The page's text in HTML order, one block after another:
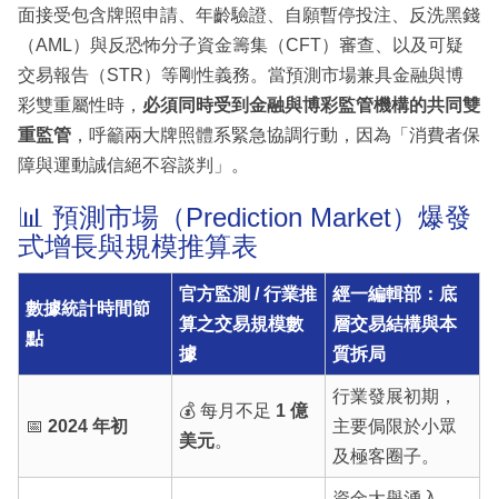
面接受包含牌照申請、年齡驗證、自願暫停投注、反洗黑錢
（AML）與反恐怖分子資金籌集（CFT）審查、以及可疑
交易報告（STR）等剛性義務。當預測市場兼具金融與博
彩雙重屬性時， 必須同時受到金融與博彩監管機構的共同雙
重監管 ，呼籲兩大牌照體系緊急協調行動，因為「消費者保
障與運動誠信絕不容談判」。
📊 預測市場（Prediction Market）爆發
式增長與規模推算表
數據統計時間節
點
官方監測 / 行業推
算之交易規模數
據
經一編輯部：底
層交易結構與本
質拆局
📅 2024 年初
💰 每月不足 1 億
美元。
行業發展初期，
主要侷限於小眾
及極客圈子。